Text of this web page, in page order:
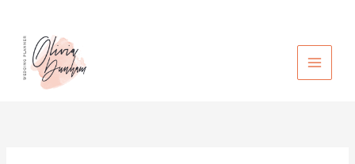
contenido